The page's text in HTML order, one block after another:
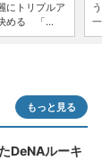
にトリプルア
める 「...
もっと見る
DeNAルーキ